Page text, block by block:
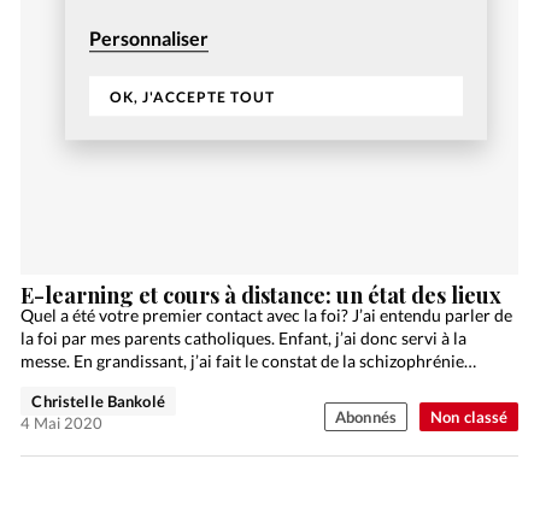
Personnaliser
OK, J'ACCEPTE TOUT
Non classé
E-learning et cours à distance: un état des lieux
Quel a été votre premier contact avec la foi? J’ai entendu parler de
la foi par mes parents catholiques. Enfant, j’ai donc servi à la
messe. En grandissant, j’ai fait le constat de la schizophrénie…
Christelle Bankolé
4 Mai 2020
Abonnés